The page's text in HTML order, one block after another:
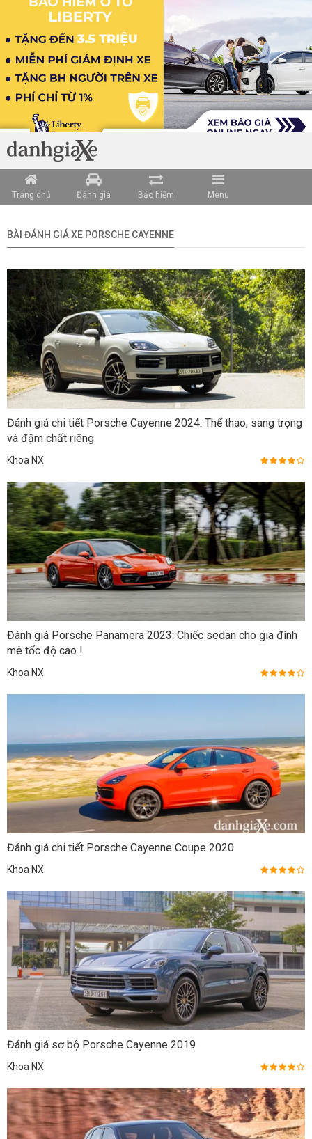
Trang chủ Đánh giá Bảo hiểm Menu
BÀI ĐÁNH GIÁ XE PORSCHE CAYENNE
Đánh giá chi tiết Porsche Cayenne 2024: Thể thao, sang trọng
và đậm chất riêng
Khoa NX
Đánh giá Porsche Panamera 2023: Chiếc sedan cho gia đình
mê tốc độ cao !
Khoa NX
Đánh giá chi tiết Porsche Cayenne Coupe 2020
Khoa NX
Đánh giá sơ bộ Porsche Cayenne 2019
Khoa NX